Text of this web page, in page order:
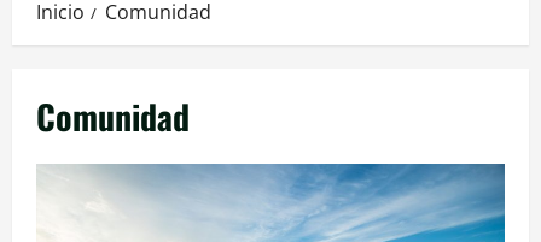
Inicio Comunidad
Comunidad